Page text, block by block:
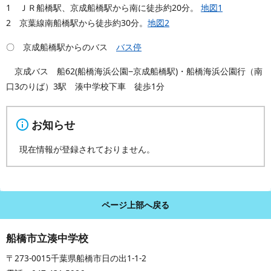
1 ＪＲ船橋駅、京成船橋駅から南に徒歩約20分。 地図1
2 京葉線南船橋駅から徒歩約30分。 地図2
〇 京成船橋駅からのバス バス停
京成バス 船62(船橋海浜公園−京成船橋駅)・船橋海浜公園行（南
口3のりば）3駅 湊中学校下車 徒歩1分
お知らせ
現在情報が登録されておりません。
ページ上部へ戻る
船橋市立湊中学校
〒273-0015千葉県船橋市日の出1-1-2